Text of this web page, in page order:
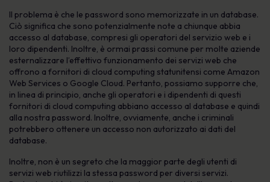
Il problema è che le password sono memorizzate in un database.
Ciò significa che sono potenzialmente note a chiunque abbia
accesso al database, compresi gli operatori del servizio web e i
loro dipendenti. Inoltre, è ormai prassi comune per molte aziende
esternalizzare l’effettivo funzionamento dei servizi web che
offrono a fornitori di cloud computing statunitensi come Amazon
Web Services o Google Cloud. Pertanto, possiamo supporre che,
in linea di principio, anche gli operatori e i dipendenti di questi
fornitori di cloud computing abbiano accesso al database e quindi
alla nostra password. Inoltre, ovviamente, anche i criminali
potrebbero ottenere un accesso non autorizzato ai dati del
database.
Inoltre, non è un segreto che la maggior parte degli utenti di
servizi web riutilizzi la stessa password per diversi servizi.